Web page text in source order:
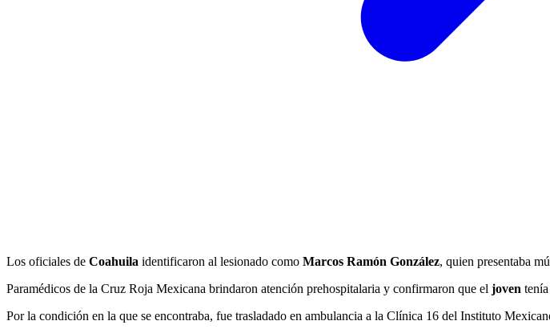
Los oficiales de Coahuila identificaron al lesionado como Marcos Ramón González, quien presentaba
Paramédicos de la Cruz Roja Mexicana brindaron atención prehospitalaria y confirmaron que el joven
Por la condición en la que se encontraba, fue trasladado en ambulancia a la Clínica 16 del Instituto